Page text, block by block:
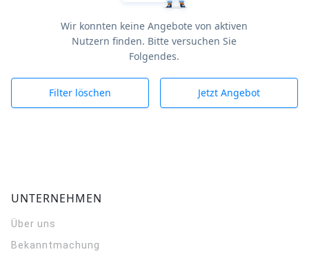
Wir konnten keine Angebote von aktiven
Nutzern finden. Bitte versuchen Sie
Folgendes.
Filter löschen Jetzt Angebot
UNTERNEHMEN
Über uns
Bekanntmachung